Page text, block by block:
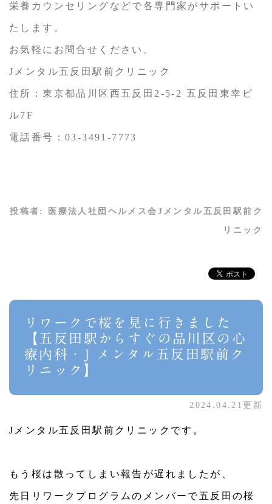
栄養カウンセリングなどで各専門家がサポートい
たします。
お気軽にお問合せください。
Jメンタル五反田駅前クリニック
住所：東京都品川区西五反田2-5-2 五反田東幸ビ
ル7F
電話番号：03-3491-7773
投稿者: 医療法人社団ヘルメス会Jメンタル五反田駅前ク
リニック
リワークで桜を見に行きました
【五反田駅からすぐの品川区の心
療内科・J メンタル五反田駅前ク
リニック】
2024.04.21更新
Jメンタル五反田駅前クリニックです。
もう桜は散ってしまい報告が遅れましたが、
先日リワークプログラムのメンバーで五反田の桜